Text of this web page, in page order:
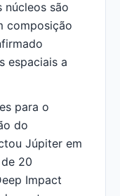
núcleos são
composição
espaciais a
para o
do
Júpiter em
20
Impact